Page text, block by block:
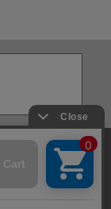
サイトマップ